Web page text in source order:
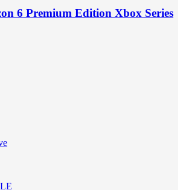
6 Premium Edition Xbox Series